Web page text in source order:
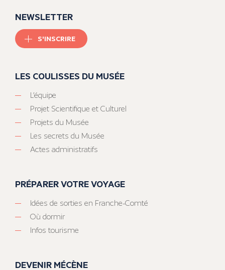
NEWSLETTER
S'INSCRIRE
LES COULISSES DU MUSÉE
L’équipe
Projet Scientifique et Culturel
Projets du Musée
Les secrets du Musée
Actes administratifs
PRÉPARER VOTRE VOYAGE
Idées de sorties en Franche-Comté
Où dormir
Infos tourisme
DEVENIR MÉCÈNE